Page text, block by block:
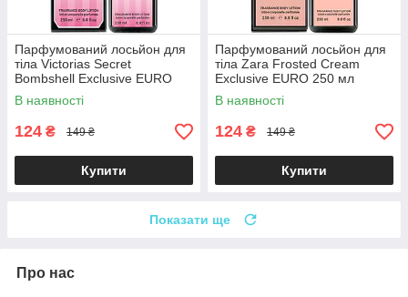
Парфумований лосьйон для
тіла Victorias Secret
Bombshell Exclusive EURO
250 мл
В наявності
124 ₴ 149 ₴
Купити
Парфумований лосьйон для
тіла Zara Frosted Cream
Exclusive EURO 250 мл
В наявності
124 ₴ 149 ₴
Купити
Показати ще
Про нас